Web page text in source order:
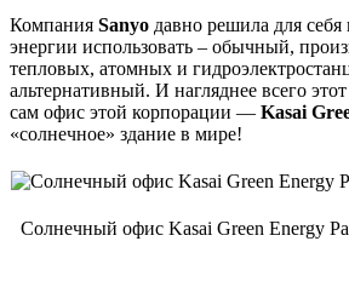
Компания Sanyo давно решила для
энергии использовать – обычный,
тепловых, атомных и
альтернативный. И нагляднее всего
сам офис этой корпорации — Kasai
«солнечное» здание в мире!
Солнечный офис Kasai Green Energy